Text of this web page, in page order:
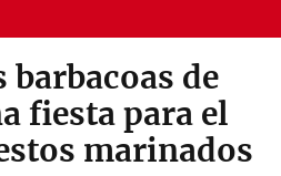
de
fiesta para el
marinados